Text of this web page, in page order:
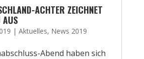
ACHTER ZEICHNET
| Aktuelles, News 2019
Abend haben sich